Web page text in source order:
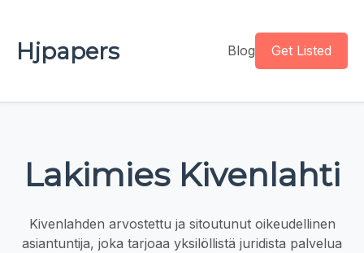
Hjpapers Blog Get Listed
Lakimies Kivenlahti
Kivenlahden arvostettu ja sitoutunut oikeudellinen
asiantuntija, joka tarjoaa yksilöllistä juridista palvelua